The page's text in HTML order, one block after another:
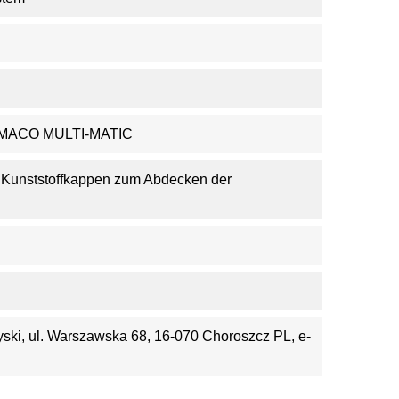
MULTI-MATIC
zum Abdecken der
ul. Warszawska 68, 16-070 Choroszcz PL, e-